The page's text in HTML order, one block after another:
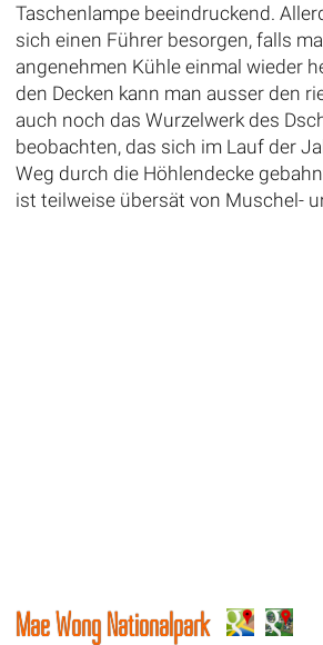
Taschenlampe beeindruckend.
sich einen Führer besorgen, falls
angenehmen Kühle einmal wieder
den Decken kann man ausser den
auch noch das Wurzelwerk des
beobachten, das sich im Lauf der
Weg durch die Höhlendecke
ist teilweise übersät von Muschel-
Mae Wong Nationalpark